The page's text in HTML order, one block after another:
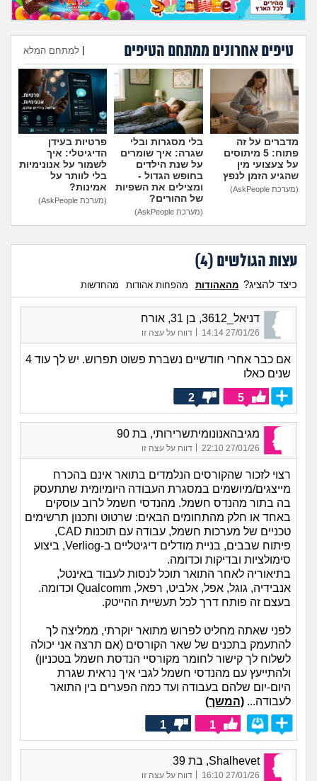
יוקר המחיה
טיפים אחרונים ממתחם הטיפים למתחם המלא
הוספת טיפ
מדברים על זה
פתוח: 5 מיתוסים
על צעצועי מין
שהגיע הזמן לנפץ
(מערכת AskPeople)
בלי מסגרות ובלי
שגרה: איך שומרים
על שנת הילדים
בחופש הגדול -
ומצילים את השפיות
של ההורים?
(מערכת AskPeople)
פרטיות בעידן
הדיגיטלי: איך
לשמור על אנונימיות
בלי לוותר על
אמינות?
(מערכת AskPeople)
עצות הגולשים (4
)
כיצד להציג? מהאהודות מהפחות אהודות מהחדשות
דניאל_3612, בן 31, אורח
27/01/26 14:14 דווח על עצה זו
אם כבר אחרי חודשיים נשברת פשוט תפרוש. יש לך עוד 4
שנים כאלו
5
2
מגיבהאנונומיתשרירותי, בת 90
27/01/26 22:10
| דווח על עצה זו
רצוי לזכור שהקורסים הנלמדים בתואר אינם בהכרח
מייצגים/מיושמים במסגרת העבודה היומיומית שתתעסק
בה בתור מהנדס חשמל. מהנדסי חשמל לרוב עוסקים
באחד או חלק מהתחומים הבאים: שרטוט ותכנון תרשימים
טכניים של מערכות חשמל, עבודה עם תוכנות CAD,
פיתוח שבבים, בניית מודלים דיגיטליים ב-Verliog, ביצוע
סימולציות ובדיקות וכדומה.
בתיאוריה לאחר התואר תוכל לנסות לעבוד באינטל,
אנבידיה, גוגל, אפל, אלביט, רפאל, Qualcomm וכדומה.
בעצם זה פותח דרך לכל תעשיית ההייטק.
לפני שאתה מחליט לפרוש מתואר יוקרתי, ממליצה לך
להתעמק בתכנים של שאר הקורסים (אם תרצה אני יכולה
לשלוח לך קישור לחומר מקורסיי הנדסת חשמל בטכניון)
ולהתייעץ עם מהנדסי חשמל לגבי איך נראית שגרת
היום-יום שלהם בעבודה ועד כמה הפערים בין התואר
לעבודה... (המשך)
1
1
Shalhevet, בת 39
27/01/26 16:10
| דווח על עצה זו